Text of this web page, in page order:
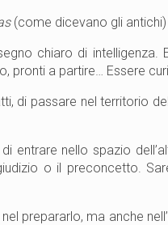
(come dicevano gli
chiaro di intelligenza.
pronti a partire… Essere
di passare nel territorio
entrare nello spazio
o il preconcetto.
prepararlo, ma anche